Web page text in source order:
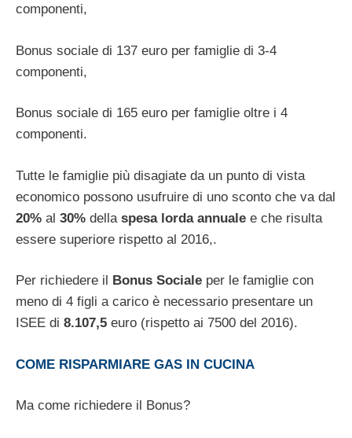
componenti,
Bonus sociale di 137 euro per famiglie di 3-4
componenti,
Bonus sociale di 165 euro per famiglie oltre i 4
componenti.
Tutte le famiglie più disagiate da un punto di vista
economico possono usufruire di uno sconto che va dal
20% al 30% della spesa lorda annuale e che risulta
essere superiore rispetto al 2016,.
Per richiedere il Bonus Sociale per le famiglie con
meno di 4 figli a carico è necessario presentare un
ISEE di 8.107,5 euro (rispetto ai 7500 del 2016).
COME RISPARMIARE GAS IN CUCINA
Ma come richiedere il Bonus?